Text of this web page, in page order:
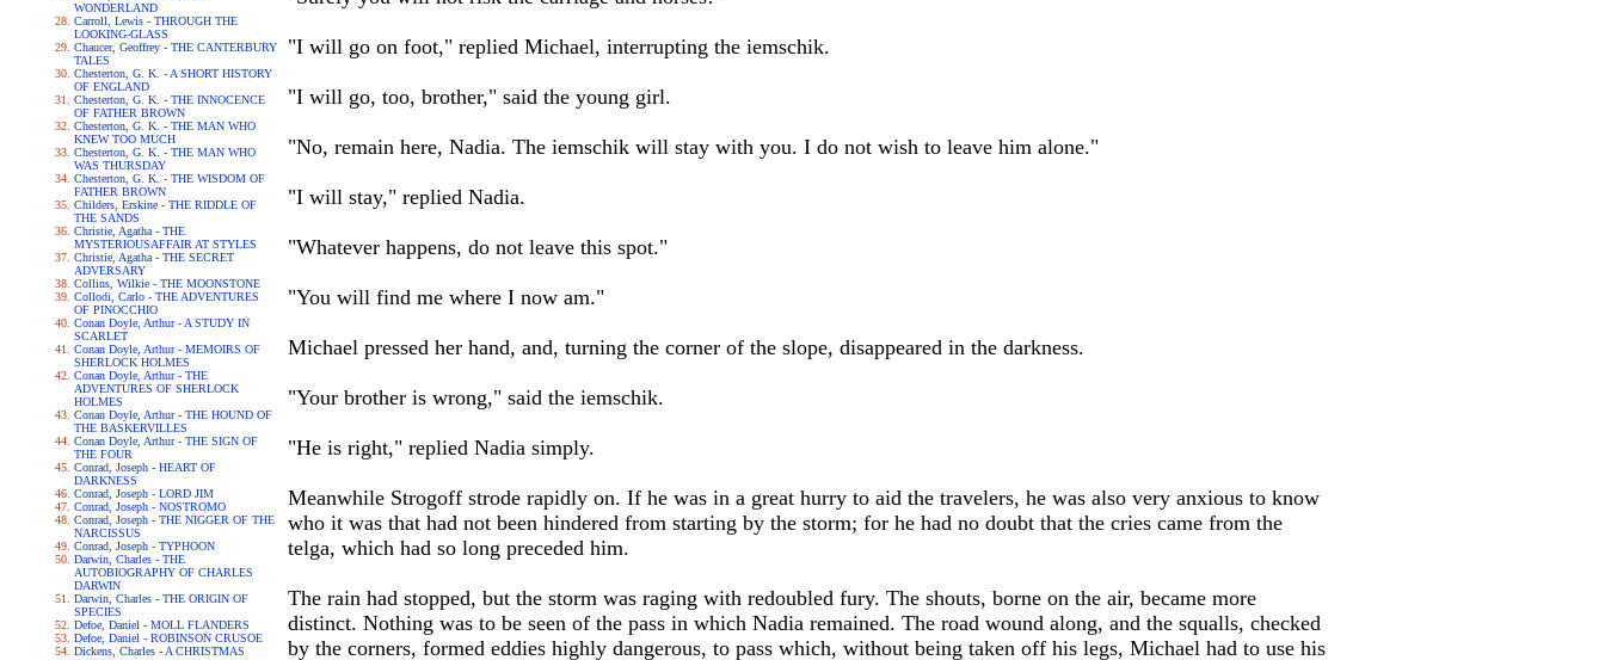
WONDERLAND
Carroll, Lewis - THROUGH THE
LOOKING-GLASS
Chaucer, Geoffrey - THE CANTERBURY
TALES
Chesterton, G. K. - A SHORT HISTORY
OF ENGLAND
Chesterton, G. K. - THE INNOCENCE
OF FATHER BROWN
Chesterton, G. K. - THE MAN WHO
KNEW TOO MUCH
Chesterton, G. K. - THE MAN WHO
WAS THURSDAY
Chesterton, G. K. - THE WISDOM OF
FATHER BROWN
Childers, Erskine - THE RIDDLE OF
THE SANDS
Christie, Agatha - THE
MYSTERIOUSAFFAIR AT STYLES
Christie, Agatha - THE SECRET
ADVERSARY
Collins, Wilkie - THE MOONSTONE
Collodi, Carlo - THE ADVENTURES
OF PINOCCHIO
Conan Doyle, Arthur - A STUDY IN
SCARLET
Conan Doyle, Arthur - MEMOIRS OF
SHERLOCK HOLMES
Conan Doyle, Arthur - THE
ADVENTURES OF SHERLOCK
HOLMES
Conan Doyle, Arthur - THE HOUND OF
THE BASKERVILLES
Conan Doyle, Arthur - THE SIGN OF
THE FOUR
Conrad, Joseph - HEART OF
DARKNESS
Conrad, Joseph - LORD JIM
Conrad, Joseph - NOSTROMO
Conrad, Joseph - THE NIGGER OF THE
NARCISSUS
Conrad, Joseph - TYPHOON
Darwin, Charles - THE
AUTOBIOGRAPHY OF CHARLES
DARWIN
Darwin, Charles - THE ORIGIN OF
SPECIES
Defoe, Daniel - MOLL FLANDERS
Defoe, Daniel - ROBINSON CRUSOE
Dickens, Charles - A CHRISTMAS
"I will go on foot," replied Michael, interrupting the iemschik.
"I will go, too, brother," said the young girl.
"No, remain here, Nadia. The iemschik will stay with you. I do not wish to leave him alone."
"I will stay," replied Nadia.
"Whatever happens, do not leave this spot."
"You will find me where I now am."
Michael pressed her hand, and, turning the corner of the slope, disappeared in the darkness.
"Your brother is wrong," said the iemschik.
"He is right," replied Nadia simply.
Meanwhile Strogoff strode rapidly on. If he was in a great hurry to aid the travelers, he was also very anxious to know
who it was that had not been hindered from starting by the storm; for he had no doubt that the cries came from the
telga, which had so long preceded him.
The rain had stopped, but the storm was raging with redoubled fury. The shouts, borne on the air, became more
distinct. Nothing was to be seen of the pass in which Nadia remained. The road wound along, and the squalls, checked
by the corners, formed eddies highly dangerous, to pass which, without being taken off his legs, Michael had to use his